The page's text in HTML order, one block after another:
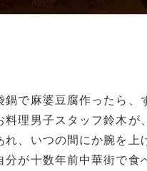
鍋で麻婆豆腐作ったら、
料理男子スタッフ鈴木が
れ、いつの間にか腕を上
分が十数年前中華街で食